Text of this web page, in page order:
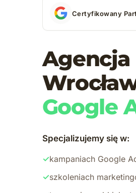
Certyfikowany
Google
Specjalizujemy się w:
✓kampaniach Google
✓szkoleniach